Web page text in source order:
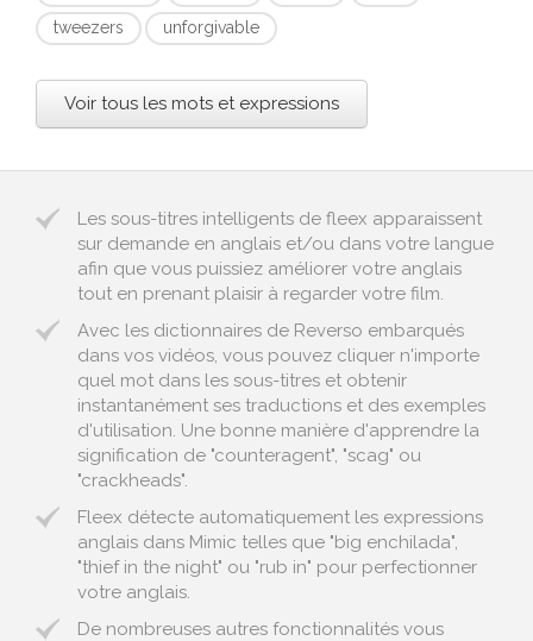
tweezers
unforgivable
Voir tous les mots et expressions
Les sous-titres intelligents de fleex apparaissent
sur demande en anglais et/ou dans votre langue
afin que vous puissiez améliorer votre anglais
tout en prenant plaisir à regarder votre film.
Avec les dictionnaires de Reverso embarqués
dans vos vidéos, vous pouvez cliquer n'importe
quel mot dans les sous-titres et obtenir
instantanément ses traductions et des exemples
d'utilisation. Une bonne manière d'apprendre la
signification de "counteragent", "scag" ou
"crackheads".
Fleex détecte automatiquement les expressions
anglais dans Mimic telles que "big enchilada",
"thief in the night" ou "rub in" pour perfectionner
votre anglais.
De nombreuses autres fonctionnalités vous